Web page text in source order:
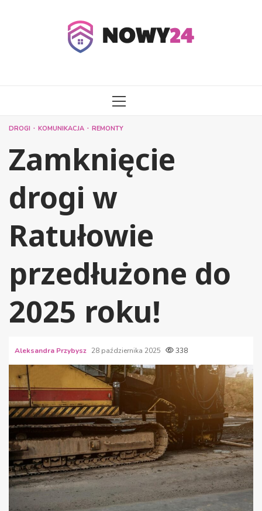
MENU
DROGI KOMUNIKACJA REMONTY
Zamknięcie
drogi w
Ratułowie
przedłużone do
2025 roku!
Aleksandra Przybysz 28 października 2025 338